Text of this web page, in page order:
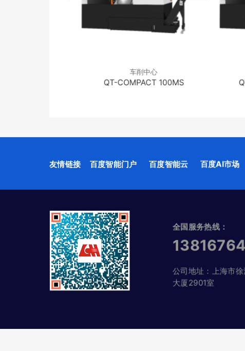
车削中心
QT-COMPACT 100MS
百度智能门户 百度智能云 百度AI市场
友情链接
全国服务热线：
公司地址：上海市
大厦2901室